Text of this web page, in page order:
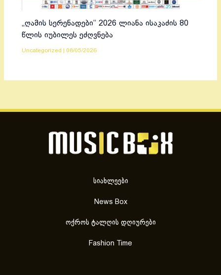
„ღამის სერენადები“ 2026 ლიანა ისაკაძის 80
წლის იუბილეს ეძღვნება
Uncategorized 08/05/2026
სიახლეები
News Box
ოქროს ტალღის დღიურები
Fashion Time